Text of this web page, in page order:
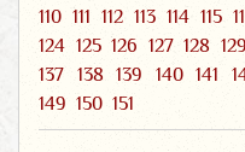
110 111 112 113 114 115
124 125 126 127 128 129
137
138 139 140 141
149 150 151